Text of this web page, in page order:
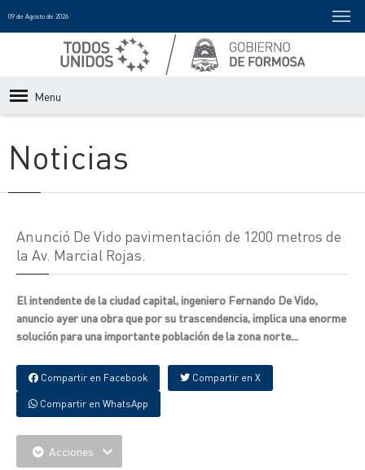
09 de Agosto de 2026
Menu
Noticias
Anunció De Vido pavimentación de 1200 metros de
la Av. Marcial Rojas.
El intendente de la ciudad capital, ingeniero Fernando De Vido,
anuncio ayer una obra que por su trascendencia, implica una enorme
solución para una importante población de la zona norte...
Compartir en Facebook Compartir en X
Compartir en WhatsApp
Acciones